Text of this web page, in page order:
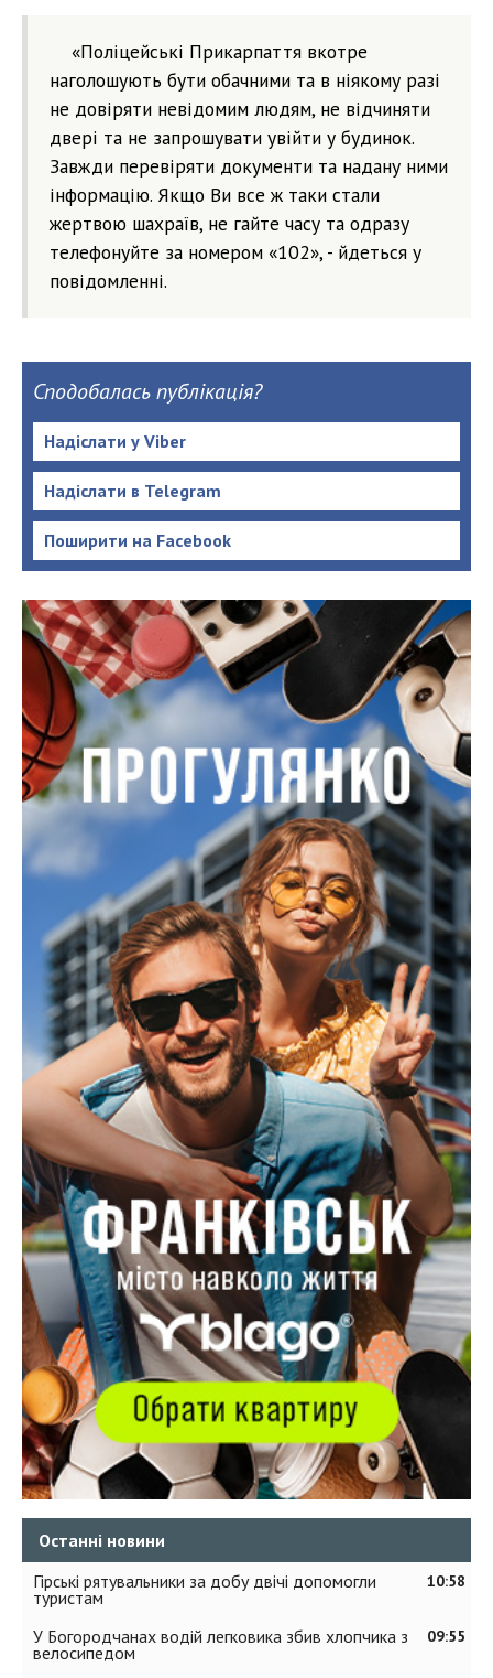
«Поліцейські Прикарпаття вкотре
наголошують бути обачними та в ніякому разі
не довіряти невідомим людям, не відчиняти
двері та не запрошувати увійти у будинок.
Завжди перевіряти документи та надану ними
інформацію. Якщо Ви все ж таки стали
жертвою шахраїв, не гайте часу та одразу
телефонуйте за номером «102», - йдеться у
повідомленні.
Сподобалась публікація?
Надіслати у Viber
Надіслати в Telegram
Поширити на Facebook
Останні новини
10:58
Гірські рятувальники за добу двічі допомогли
туристам
09:55
У Богородчанах водій легковика збив хлопчика з
велосипедом